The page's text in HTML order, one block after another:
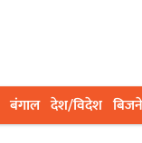
बंगाल देश/विदेश